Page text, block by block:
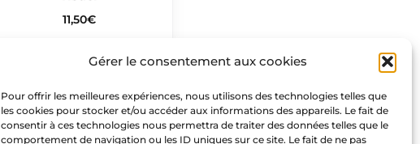
Gérer le consentement aux cookies
Pour offrir les meilleures expériences, nous utilisons des technologies telles que
les cookies pour stocker et/ou accéder aux informations des appareils. Le fait de
consentir à ces technologies nous permettra de traiter des données telles que le
comportement de navigation ou les ID uniques sur ce site. Le fait de ne pas
11,50€
Nous suivre
F
I
P